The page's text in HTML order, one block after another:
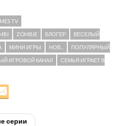
TV
ZOMBIE БЛОГЕР ВЕСЕЛЫЙ
МИНИ ИГРЫ НОВ... ПОПУЛЯРНЫЙ
ИГРОВОЙ КАНАЛ СЕМЬЯ ИГРАЕТ В
серии